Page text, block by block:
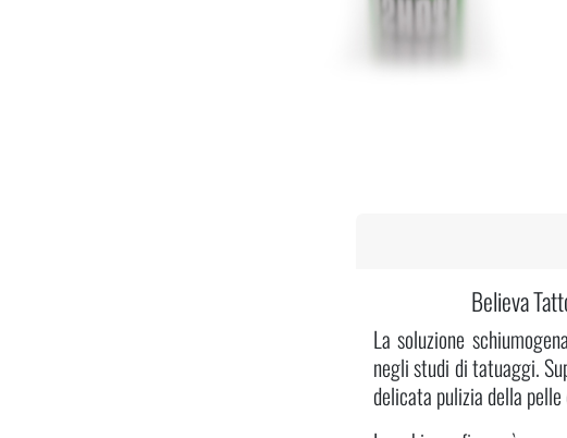
Believa
La soluzione
negli studi di tatuaggi.
delicata pulizia della